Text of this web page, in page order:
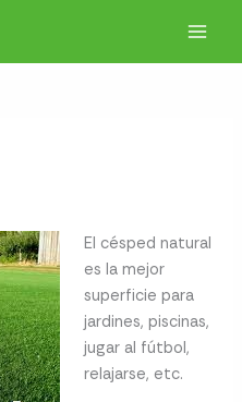
El césped natural
es la mejor
superficie para
jardines, piscinas,
jugar al fútbol,
relajarse, etc.